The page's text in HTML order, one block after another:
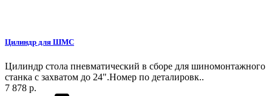
Цилиндр для ШМС
Цилиндр стола пневматический в сборе для шиномонтажного
станка с захватом до 24".Номер по деталировк..
7 878 р.